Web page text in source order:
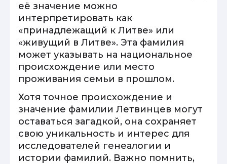
её значение можно
интерпретировать как
«принадлежащий к Литве» или
«живущий в Литве». Эта фамилия
может указывать на национальное
происхождение или место
проживания семьи в прошлом.
Хотя точное происхождение и
значение фамилии Летвинцев могут
оставаться загадкой, она сохраняет
свою уникальность и интерес для
исследователей генеалогии и
истории фамилий. Важно помнить,